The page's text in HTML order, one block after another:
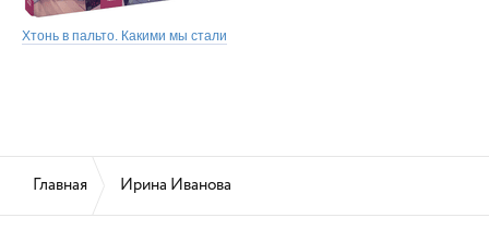
Хтонь в пальто. Какими мы стали
Главная Ирина Иванова